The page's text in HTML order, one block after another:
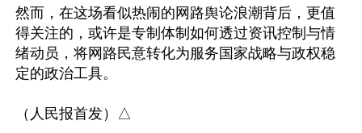
然而，在这场看似热闹的网路舆论浪潮背后，更值
得关注的，或许是专制体制如何透过资讯控制与情
绪动员，将网路民意转化为服务国家战略与政权稳
定的政治工具。